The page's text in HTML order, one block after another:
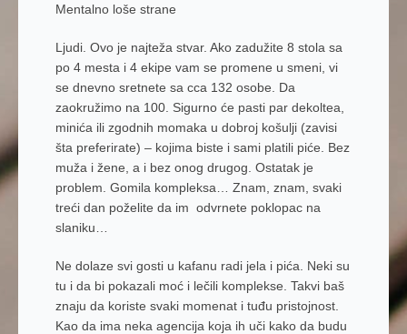
Mentalno loše strane
Ljudi. Ovo je najteža stvar. Ako zadužite 8 stola sa
po 4 mesta i 4 ekipe vam se promene u smeni, vi
se dnevno sretnete sa cca 132 osobe. Da
zaokružimo na 100. Sigurno će pasti par dekoltea,
minića ili zgodnih momaka u dobroj košulji (zavisi
šta preferirate) – kojima biste i sami platili piće. Bez
muža i žene, a i bez onog drugog. Ostatak je
problem. Gomila kompleksa… Znam, znam, svaki
treći dan poželite da im odvrnete poklopac na
slaniku…
Ne dolaze svi gosti u kafanu radi jela i pića. Neki su
tu i da bi pokazali moć i lečili komplekse. Takvi baš
znaju da koriste svaki momenat i tuđu pristojnost.
Kao da ima neka agencija koja ih uči kako da budu